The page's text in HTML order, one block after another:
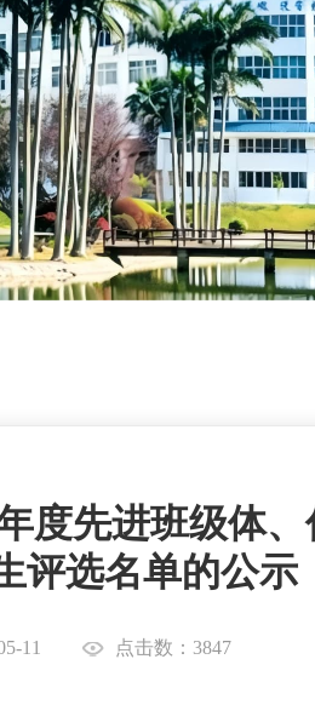
度先进班级体
评选名单的公示
11 点击数：3847